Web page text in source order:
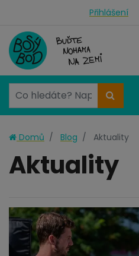
Přihlášení
Domů Blog Aktuality
Aktuality